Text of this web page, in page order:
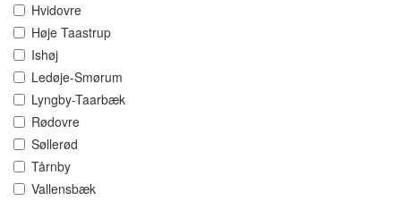
Hvidovre
Høje Taastrup
Ishøj
Ledøje-Smørum
Lyngby-Taarbæk
Rødovre
Søllerød
Tårnby
Vallensbæk